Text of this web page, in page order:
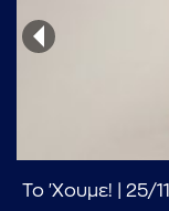
Το 'Χουμε! | 25/